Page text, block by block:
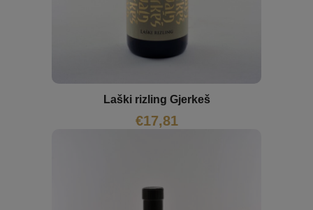
Laški rizling Gjerkeš
€17,81